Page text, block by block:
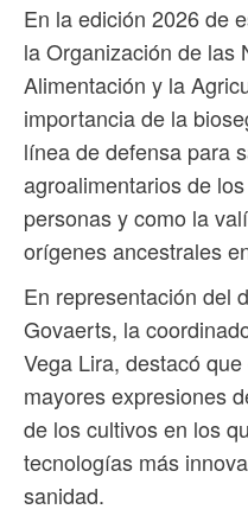
En la edición 2026 de
la Organización de las
Alimentación y la
importancia de la
línea de defensa para
agroalimentarios de
personas y como la
orígenes ancestrales
En representación del
Govaerts, la
Vega Lira, destacó
mayores expresiones
de los cultivos en los
tecnologías más
sanidad.